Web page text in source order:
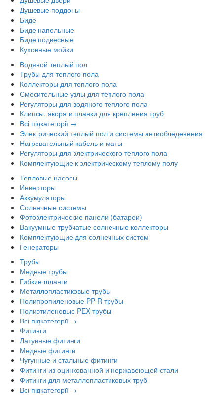
Душевые поддоны
Биде
Биде напольные
Биде подвесные
Кухонные мойки
Водяной теплый пол
Трубы для теплого пола
Коллекторы для теплого пола
Смесительные узлы для теплого пола
Регуляторы для водяного теплого пола
Клипсы, якоря и планки для крепления труб
Всі підкатегорії →
Электрический теплый пол и системы антиобледенения
Нагревательный кабель и маты
Регуляторы для электрического теплого пола
Комплектующие к электрическому теплому полу
Тепловые насосы
Инверторы
Аккумуляторы
Солнечные системы
Фотоэлектрические панели (батареи)
Вакуумные трубчатые солнечные коллекторы
Комплектующие для солнечных систем
Генераторы
Трубы
Медные трубы
Гибкие шланги
Металлопластиковые трубы
Полипропиленовые PP-R трубы
Полиэтиленовые PEX трубы
Всі підкатегорії →
Фитинги
Латунные фитинги
Медные фитинги
Чугунные и стальные фитинги
Фитинги из оцинкованной и нержавеющей стали
Фитинги для металлопластиковых труб
Всі підкатегорії →